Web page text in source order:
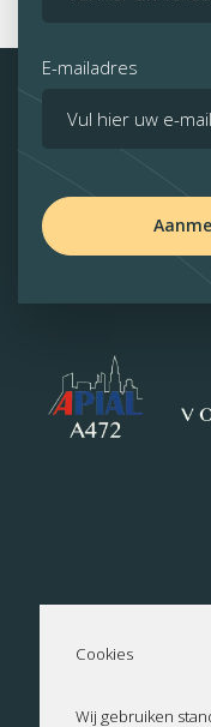
E-mailadres
Cookies
Wij gebruiken